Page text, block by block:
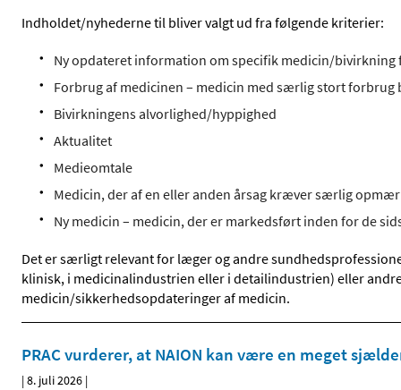
Indholdet/nyhederne til bliver valgt ud fra følgende kriterier:
Ny opdateret information om specifik medicin/bivirkning
Forbrug af medicinen – medicin med særlig stort
Bivirkningens alvorlighed/hyppighed
Aktualitet
Medieomtale
Medicin, der af en eller anden årsag kræver særlig
Ny medicin – medicin, der er markedsført inden for de
Det er særligt relevant for læger og andre
klinisk, i medicinalindustrien eller i detailindustrien) eller
medicin/sikkerhedsopdateringer af medicin.
PRAC vurderer, at NAION kan være en meget
|8. juli 2026 |